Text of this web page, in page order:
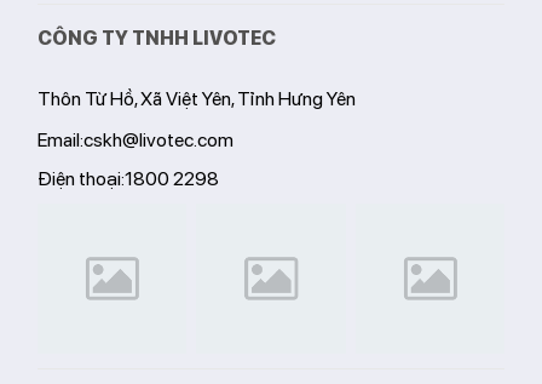
CÔNG TY TNHH LIVOTEC
Thôn Từ Hồ, Xã Việt Yên, Tỉnh Hưng Yên
Email:cskh@livotec.com
Điện thoại:1800 2298